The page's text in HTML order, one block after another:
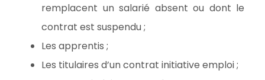
remplacent un salarié absent ou dont le
contrat est suspendu ;
Les apprentis ;
Les titulaires d’un contrat initiative emploi ;